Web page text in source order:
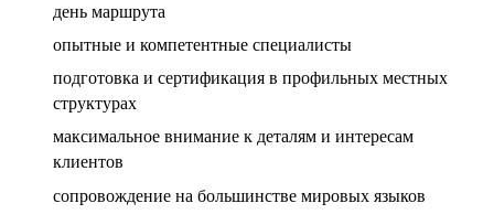
день маршрута
опытные и компетентные специалисты
подготовка и сертификация в профильных местных
структурах
максимальное внимание к деталям и интересам
клиентов
сопровождение на большинстве мировых языков